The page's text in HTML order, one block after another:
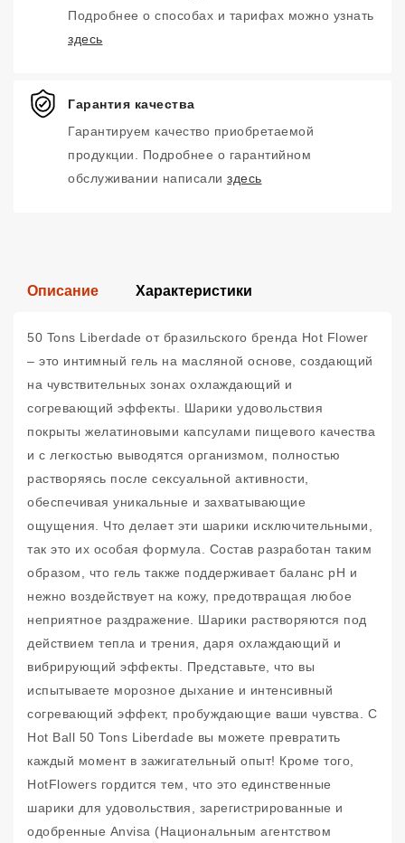
Подробнее о способах и тарифах можно узнать
здесь
Гарантия качества
Гарантируем качество приобретаемой
продукции. Подробнее о гарантийном
обслуживании написали здесь
Описание Характеристики
50 Tons Liberdade от бразильского бренда Hot Flower
– это интимный гель на масляной основе, создающий
на чувствительных зонах охлаждающий и
согревающий эффекты. Шарики удовольствия
покрыты желатиновыми капсулами пищевого качества
и с легкостью выводятся организмом, полностью
растворяясь после сексуальной активности,
обеспечивая уникальные и захватывающие
ощущения. Что делает эти шарики исключительными,
так это их особая формула. Состав разработан таким
образом, что гель также поддерживает баланс pH и
нежно воздействует на кожу, предотвращая любое
неприятное раздражение. Шарики растворяются под
действием тепла и трения, даря охлаждающий и
вибрирующий эффекты. Представьте, что вы
испытываете морозное дыхание и интенсивный
согревающий эффект, пробуждающие ваши чувства. С
Hot Ball 50 Tons Liberdade вы можете превратить
каждый момент в зажигательный опыт! Кроме того,
HotFlowers гордится тем, что это единственные
шарики для удовольствия, зарегистрированные и
одобренные Anvisa (Национальным агентством